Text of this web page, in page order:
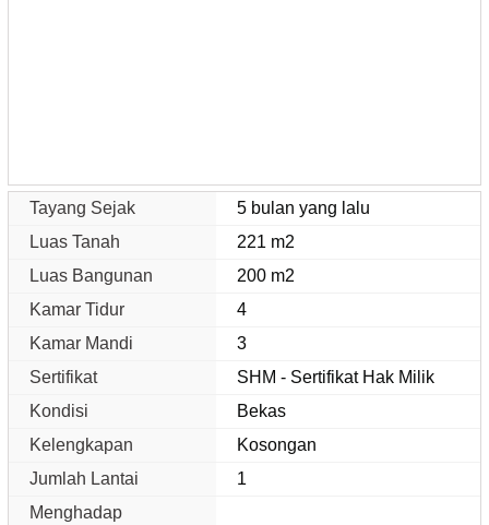
Tayang Sejak
5 bulan yang lalu
Luas Tanah
221 m2
Luas Bangunan
200 m2
Kamar Tidur
4
Kamar Mandi
3
Sertifikat
SHM - Sertifikat Hak Milik
Kondisi
Bekas
Kelengkapan
Kosongan
Jumlah Lantai
1
Menghadap